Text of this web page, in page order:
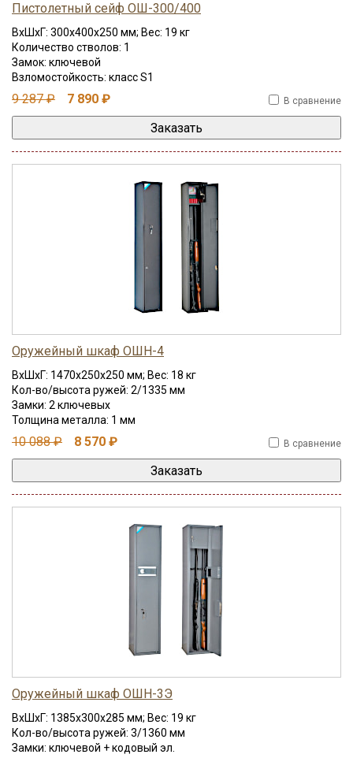
В сравнение
Пистолетный сейф ОШ-300/400
ВхШхГ: 300x400x250 мм; Вес: 19 кг
Количество стволов: 1
Замок: ключевой
Взломостойкость: класс S1
9 287 ₽ 7 890 ₽
В сравнение
Оружейный шкаф ОШН-4
ВхШхГ: 1470x250x250 мм; Вес: 18 кг
Кол-во/высота ружей: 2/1335 мм
Замки: 2 ключевых
Толщина металла: 1 мм
10 088 ₽ 8 570 ₽
Оружейный шкаф ОШН-3Э
ВхШхГ: 1385x300x285 мм; Вес: 19 кг
Кол-во/высота ружей: 3/1360 мм
Замки: ключевой + кодовый эл.